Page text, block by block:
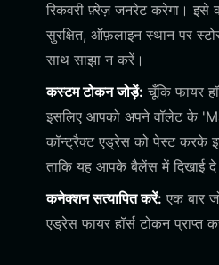
रिकवरी फ़्रेज़ जनरेट करेगा।
सुरक्षित, ऑफ़लाइन स्थान पर
साथ साझा न करें।
कस्टम टोकन जोड़ें: चूँकि फायर
इसलिए आपको अपने वॉलेट के
कॉन्ट्रैक्ट एड्रेस को पेस्ट करके
ताकि यह आपके बैलेंस में दिखाई
कनेक्शन सत्यापित करें: एक बार
एड्रेस फायर हॉर्स टोकन